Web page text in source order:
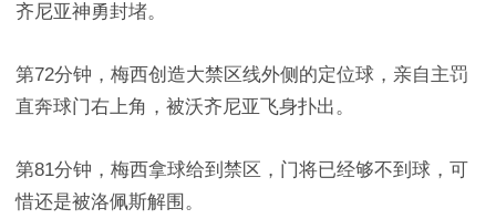
齐尼亚神勇封堵。
第72分钟，梅西创造大禁区线外侧的定位球，亲自主罚
直奔球门右上角，被沃齐尼亚飞身扑出。
第81分钟，梅西拿球给到禁区，门将已经够不到球，可
惜还是被洛佩斯解围。